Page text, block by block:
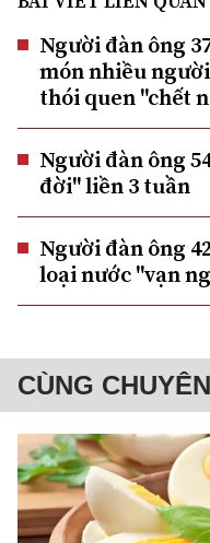
Người đàn ông
món nhiều
thói quen "chết
Người đàn ông
đời" liền 3 tuần
Người đàn ông
loại nước "vạn
CÙNG